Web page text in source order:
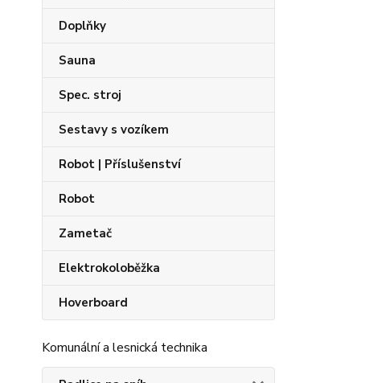
Doplňky
Sauna
Spec. stroj
Sestavy s vozíkem
Robot | Příslušenství
Robot
Zametač
Elektrokoloběžka
Hoverboard
Komunální a lesnická technika